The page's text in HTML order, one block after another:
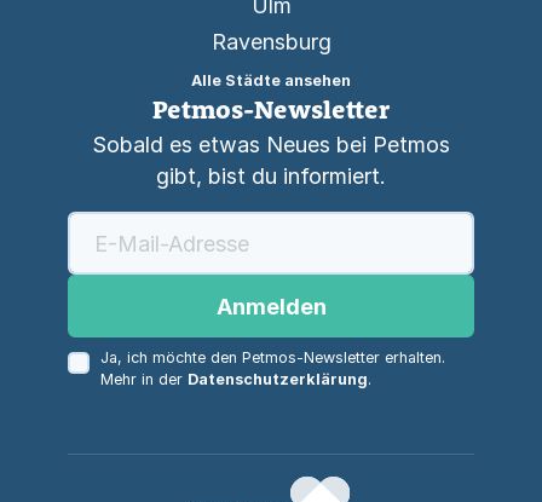
Ulm
Ravensburg
Alle Städte ansehen
Petmos-Newsletter
Sobald es etwas Neues bei Petmos
gibt, bist du informiert.
Anmelden
Ja, ich möchte den Petmos-Newsletter erhalten.
Mehr in der Datenschutzerklärung.